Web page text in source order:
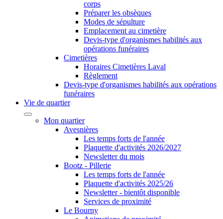
corps
Préparer les obsèques
Modes de sépulture
Emplacement au cimetière
Devis-type d'organismes habilités aux
opérations funéraires
Cimetières
Horaires Cimetières Laval
Règlement
Devis-type d'organismes habilités aux opérations
funéraires
Vie de quartier
Mon quartier
Avesnières
Les temps forts de l'année
Plaquette d'activités 2026/2027
Newsletter du mois
Bootz - Pillerie
Les temps forts de l'année
Plaquette d'activités 2025/26
Newsletter - bientôt disponible
Services de proximité
Le Bourny